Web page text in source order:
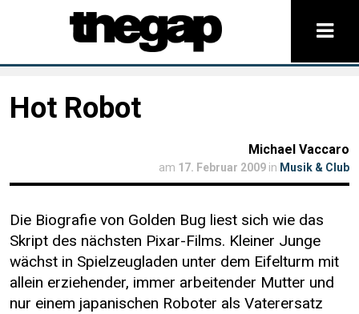
Hot Robot
Michael Vaccaro
am 17. Februar 2009 in Musik & Club
Die Biografie von Golden Bug liest sich wie das
Skript des nächsten Pixar-Films. Kleiner Junge
wächst in Spielzeugladen unter dem Eifelturm mit
allein erziehender, immer arbeitender Mutter und
nur einem japanischen Roboter als Vaterersatz